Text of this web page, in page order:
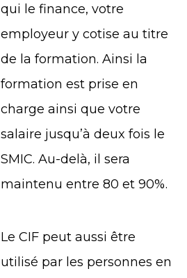
qui le finance, votre
employeur y cotise au titre
de la formation. Ainsi la
formation est prise en
charge ainsi que votre
salaire jusqu’à deux fois le
SMIC. Au-delà, il sera
maintenu entre 80 et 90%.
Le CIF peut aussi être
utilisé par les personnes en